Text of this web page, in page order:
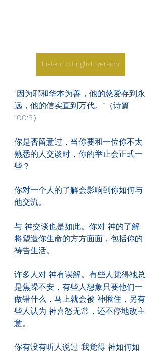
Listen to English Version
“因为耶和华本为善，他的慈爱存到永
远，他的信实直到万代。”（诗篇
100:5）
你是否留意过，当你要和一位你不太
熟悉的人交谈时，你的举止会正式一
些？
你对一个人的了解会影响到你如何与
他交流。
与 神交谈也是如此。你对 神的了解
将塑造你生命的方方面面，包括你的
祷告生活。
许多人对 神有误解。有些人觉得祂总
是焦躁不安，有些人想象只要他们一
做错什么，马上就会被 神揪住，另有
些人认为 神喜怒无常，还不停地改主
意。
你有没有听人说过“我觉得 神如何如